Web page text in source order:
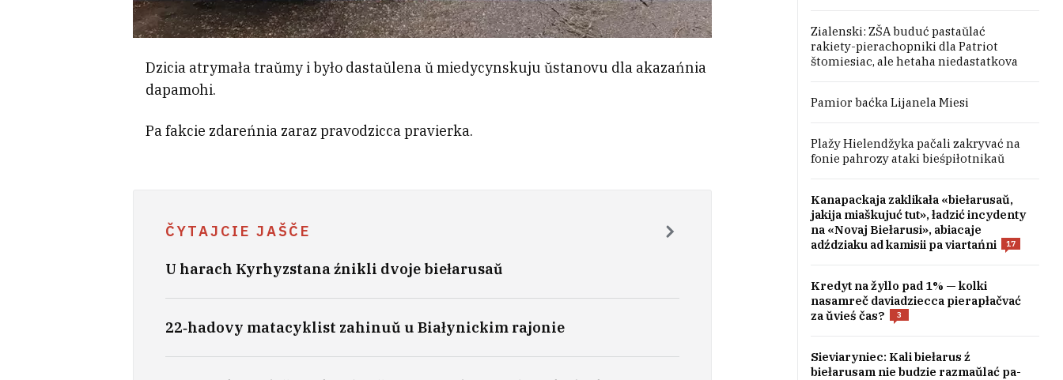
Dzicia atrymała traŭmy i było dastaŭlena ŭ miedycynskuju ŭstanovu dla akazańnia
dapamohi.
Pa fakcie zdareńnia zaraz pravodzicca pravierka.
ČYTAJCIE JAŠČE
U harach Kyrhyzstana źnikli dvoje biełarusaŭ
22‑hadovy matacyklist zahinuŭ u Białynickim rajonie
Zialenski: ZŠA buduć pastaŭlać
rakiety-pierachopniki dla Patriot
štomiesiac, ale hetaha niedastatkova
Pamior baćka Lijanela Miesi
Plažy Hielendžyka pačali zakryvać na
fonie pahrozy ataki bieśpiłotnikaŭ
Kanapackaja zaklikała «biełarusaŭ,
jakija miaškujuć tut», ładzić incydenty
na «Novaj Biełarusi», abiacaje
adździaku ad kamisii pa viartańni
17
Kredyt na žyllo pad 1% — kolki
nasamreč daviadziecca pierapłačvać
za ŭvieś čas?
3
Sieviaryniec: Kali biełarus ź
biełarusam nie budzie razmaŭlać pa-